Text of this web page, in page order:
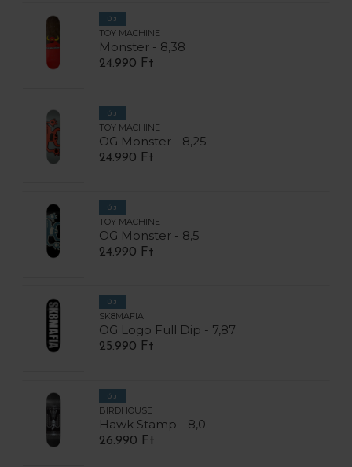
ÚJ
TOY MACHINE
Monster - 8,38
24.990 Ft
ÚJ
TOY MACHINE
OG Monster - 8,25
24.990 Ft
ÚJ
TOY MACHINE
OG Monster - 8,5
24.990 Ft
ÚJ
SK8MAFIA
OG Logo Full Dip - 7,87
25.990 Ft
ÚJ
BIRDHOUSE
Hawk Stamp - 8,0
26.990 Ft